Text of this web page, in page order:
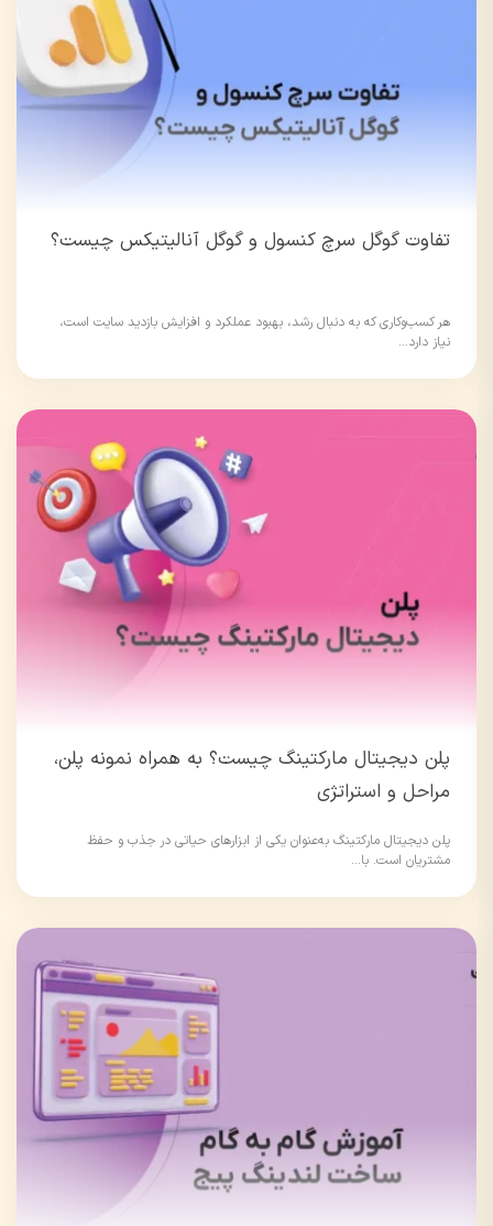
تفاوت گوگل سرچ کنسول و گوگل آنالیتیکس چیست؟
هر کسب‌و‌کاری که به دنبال رشد، بهبود عملکرد و افزایش بازدید سایت است،
نیاز دارد...
پلن دیجیتال مارکتینگ چیست؟ به همراه نمونه پلن،
مراحل و استراتژی
پلن دیجیتال مارکتینگ به‌عنوان یکی از ابزارهای حیاتی در جذب و حفظ
مشتریان است. با...